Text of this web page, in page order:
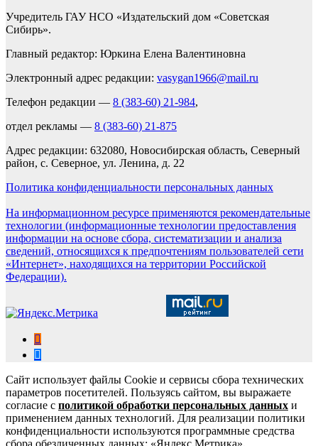
Учредитель ГАУ НСО «Издательский дом «Советская
Сибирь».
Главный редактор: Юркина Елена Валентиновна
Электронный адрес редакции: vasygan1966@mail.ru
Телефон редакции — 8 (383-60) 21-984,
отдел рекламы — 8 (383-60) 21-875
Адрес редакции: 632080, Новосибирская область, Северный
район, с. Северное, ул. Ленина, д. 22
Политика конфиденциальности персональных данных
На информационном ресурсе применяются рекомендательные
технологии (информационные технологии предоставления
информации на основе сбора, систематизации и анализа
сведений, относящихся к предпочтениям пользователей сети
«Интернет», находящихся на территории Российской
Федерации).
Сайт использует файлы Cookie и сервисы сбора технических
параметров посетителей. Пользуясь сайтом, вы выражаете
согласие с политикой обработки персональных данных и
применением данных технологий. Для реализации политики
конфиденциальности используются программные средства